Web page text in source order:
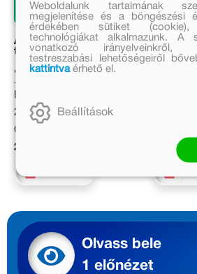
A botcsinálta boszi a
tengernél
Jill Murphy
Eredeti ár:
2 499 Ft
Online ár:
2 049 Ft
A
haza
3 279 Ft
Olvass bele
1 előnézet
Weboldalunk tartalmának
megjelenítése és a böngészési
érdekében sütiket
technológiákat alkalmazunk. A
vonatkozó irányelveinkről,
testreszabási lehetőségeiről
kattintvaérhető el.
Beállítások